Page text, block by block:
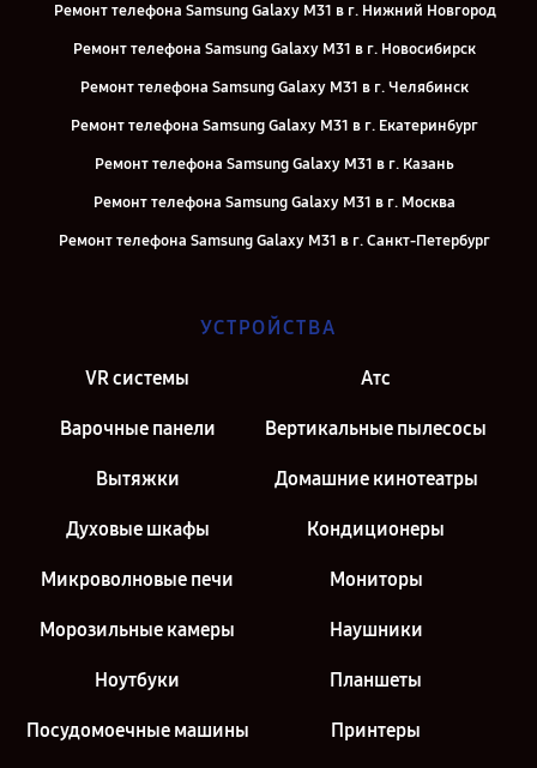
Ремонт телефона Samsung Galaxy M31 в г. Нижний Новгород
Ремонт телефона Samsung Galaxy M31 в г. Новосибирск
Ремонт телефона Samsung Galaxy M31 в г. Челябинск
Ремонт телефона Samsung Galaxy M31 в г. Екатеринбург
Ремонт телефона Samsung Galaxy M31 в г. Казань
Ремонт телефона Samsung Galaxy M31 в г. Москва
Ремонт телефона Samsung Galaxy M31 в г. Санкт-Петербург
УСТРОЙСТВА
VR системы Атс
Варочные панели Вертикальные пылесосы
Вытяжки Домашние кинотеатры
Духовые шкафы Кондиционеры
Микроволновые печи Мониторы
Морозильные камеры Наушники
Ноутбуки Планшеты
Посудомоечные машины Принтеры